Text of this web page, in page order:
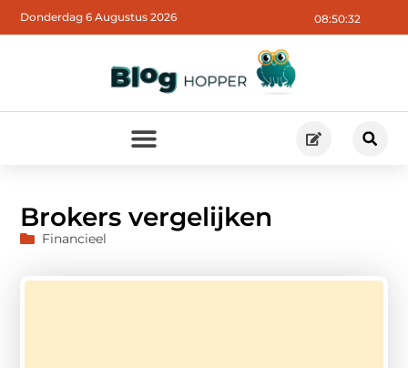
08:50:33
Donderdag 6 Augustus 2026
Brokers vergelijken
Financieel